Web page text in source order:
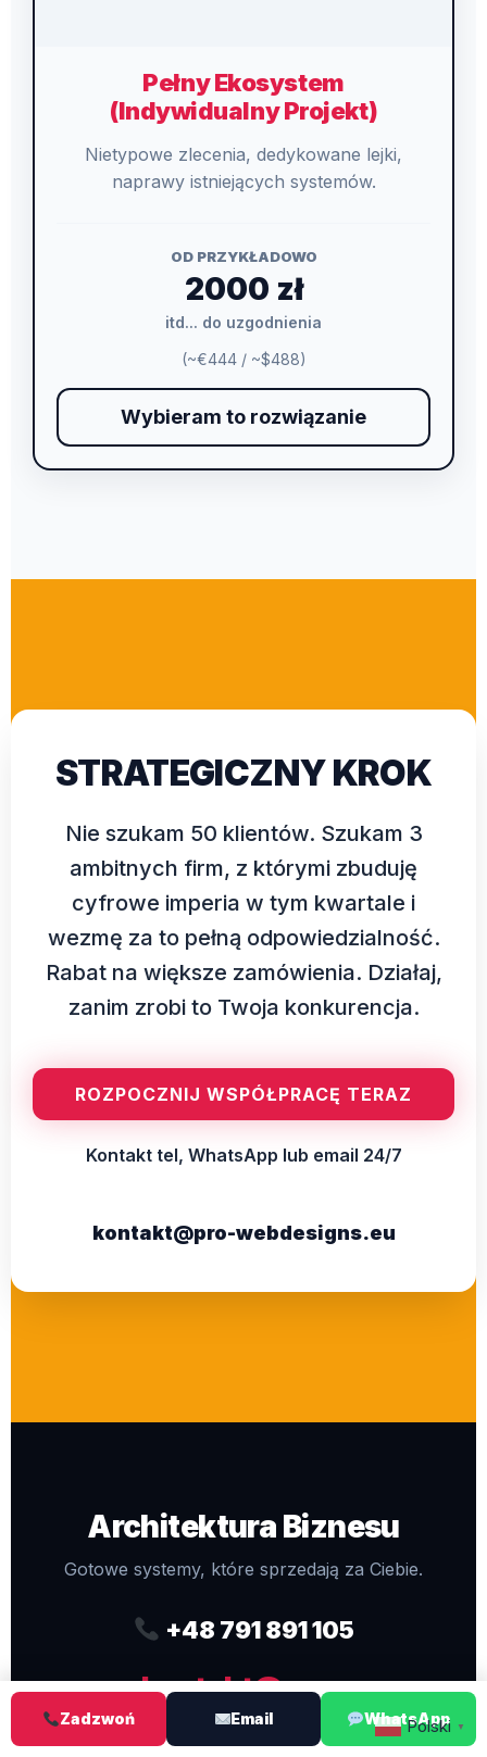
Pełny Ekosystem
(Indywidualny Projekt)
Nietypowe zlecenia, dedykowane lejki,
naprawy istniejących systemów.
OD PRZYKŁADOWO
2000 zł
itd... do uzgodnienia
(~€444 / ~$488)
Wybieram to rozwiązanie
STRATEGICZNY KROK
Nie szukam 50 klientów. Szukam 3
ambitnych firm, z którymi zbuduję
cyfrowe imperia w tym kwartale i
wezmę za to pełną odpowiedzialność.
Rabat na większe zamówienia. Działaj,
zanim zrobi to Twoja konkurencja.
ROZPOCZNIJ WSPÓŁPRACĘ TERAZ
Kontakt tel, WhatsApp lub email 24/7
kontakt@pro-webdesigns.eu
Architektura Biznesu
Gotowe systemy, które sprzedają za Ciebie.
+48 791 891 105
kontakt@pro-
webdesigns.eu
Zadzwoń Email WhatsApp
Polski ▼